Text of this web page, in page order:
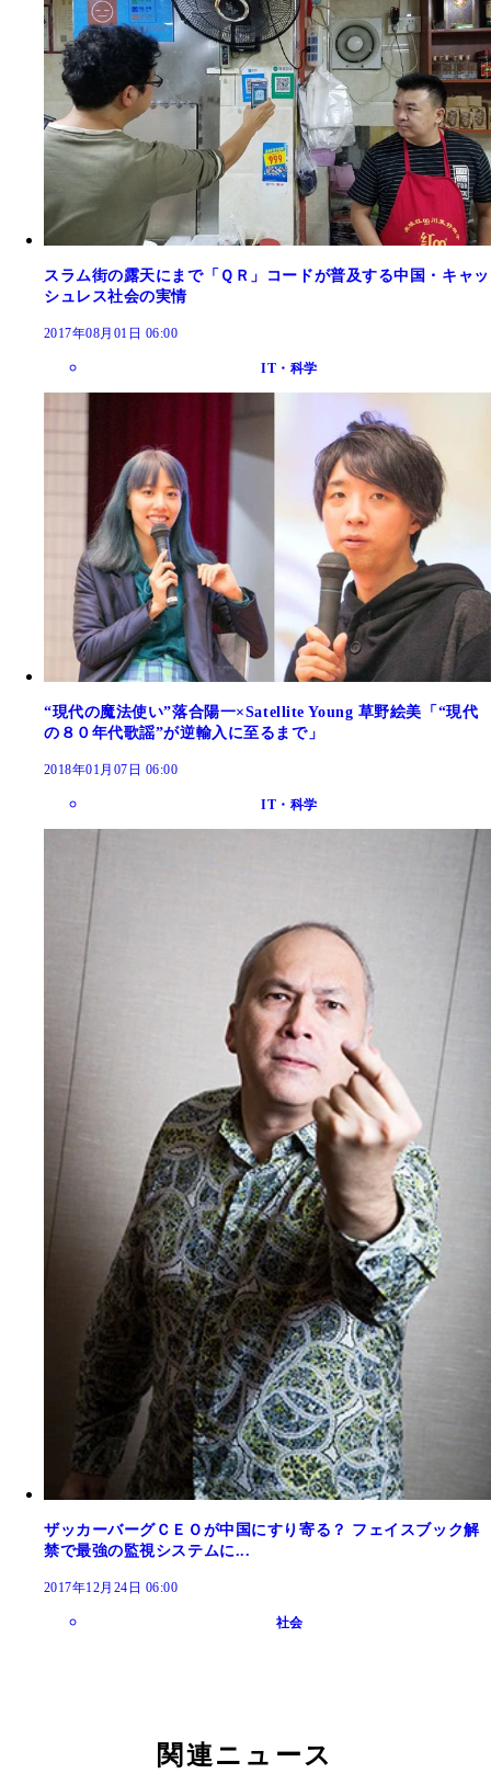
スラム街の露天にまで「ＱＲ」コードが普及する中国・キャッ
シュレス社会の実情
2017年08月01日 06:00
IT・科学
“現代の魔法使い”落合陽一×Satellite Young 草野絵美「“現代
の８０年代歌謡”が逆輸入に至るまで」
2018年01月07日 06:00
IT・科学
ザッカーバーグＣＥＯが中国にすり寄る？ フェイスブック解
禁で最強の監視システムに...
2017年12月24日 06:00
社会
関連ニュース